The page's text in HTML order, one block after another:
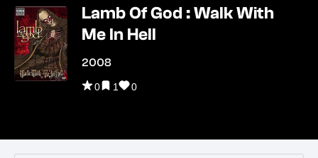
Lamb Of God : Walk With
Me In Hell
2008
0 1 0